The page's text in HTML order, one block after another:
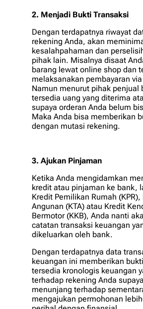
2. Menjadi Bukti Transaksi
Dengan terdapatnya riwayat
rekening Anda, akan
kesalahpahaman dan
pihak lain. Misalnya disaat
barang lewat online shop dan
melaksanakan pembayaran
Namun menurut pihak penjual
tersedia uang yang diterima
supaya orderan Anda belum
Maka Anda bisa memberikan
dengan mutasi rekening.
3. Ajukan Pinjaman
Ketika Anda mengidamkan
kredit atau pinjaman ke bank,
Kredit Pemilikan Rumah (KPR),
Angunan (KTA) atau Kredit
Bermotor (KKB), Anda nanti
catatan transaksi keuangan
dikeluarkan oleh bank.
Dengan terdapatnya data
keuangan ini memberikan
tersedia kronologis keuangan
terhadap rekening Anda
menunjang terhadap
mengajukan permohonan